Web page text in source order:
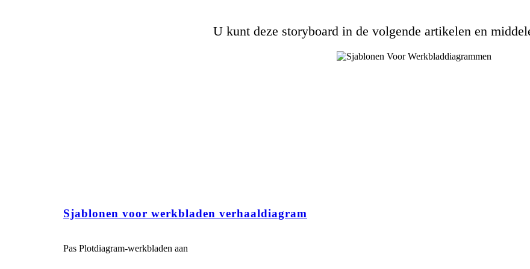
U kunt deze storyboard in de volgende artikelen en
Sjablonen voor werkbladen verhaaldiagram
Pas Plotdiagram-werkbladen aan